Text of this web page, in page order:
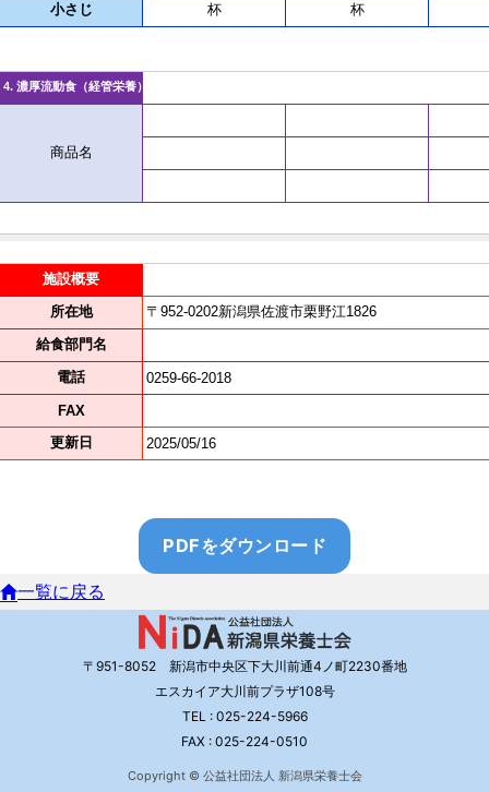
PDFをダウンロード
一覧に戻る
〒951-8052 新潟市中央区下大川前通4ノ町2230番地
エスカイア大川前プラザ108号
TEL : 025-224-5966
FAX : 025-224-0510
Copyright © 公益社団法人 新潟県栄養士会